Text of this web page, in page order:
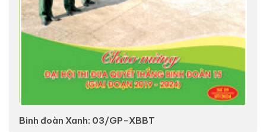
Binh đoàn Xanh: 03/GP-XBBT